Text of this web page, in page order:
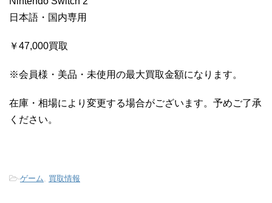
日本語・国内専用
￥47,000買取
※会員様・美品・未使用の最大買取金額になります。
在庫・相場により変更する場合がございます。予めご了承
ください。
-ゲーム 買取情報